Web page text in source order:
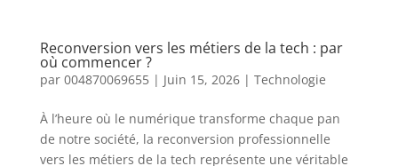
Reconversion vers les métiers de la tech : par
où commencer ?
par 004870069655| Juin 15, 2026| Technologie
À l’heure où le numérique transforme chaque pan
de notre société, la reconversion professionnelle
vers les métiers de la tech représente une véritable